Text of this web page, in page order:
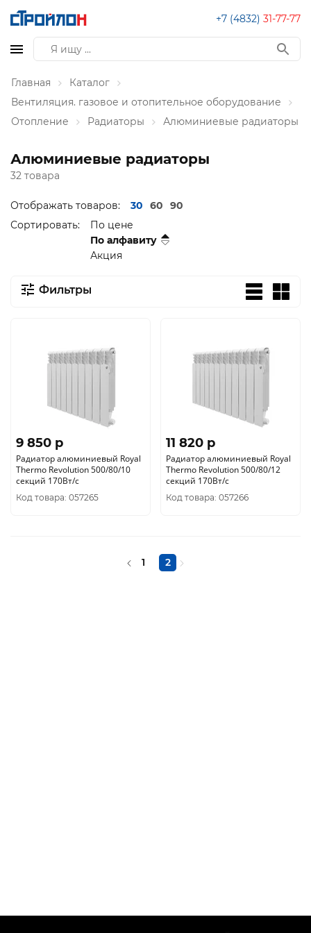
+7 (4832) 31-77-77
Главная
Каталог
Вентиляция. газовое и отопительное оборудование
Отопление
Радиаторы Алюминиевые радиаторы
Алюминиевые радиаторы
32 товара
Отображать товаров: 30 60
90
Сортировать:
По цене
По алфавиту
Акция
Фильтры
9 850 p
Радиатор алюминиевый Royal
Thermo Revolution 500/80/10
секций 170Вт/с
Код товара: 057265
11 820 p
Радиатор алюминиевый Royal
Thermo Revolution 500/80/12
секций 170Вт/с
Код товара: 057266
1 2